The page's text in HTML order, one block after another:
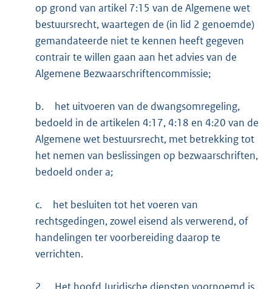
op grond van artikel 7:15 van de Algemene wet
bestuursrecht, waartegen de (in lid 2 genoemde)
gemandateerde niet te kennen heeft gegeven
contrair te willen gaan aan het advies van de
Algemene Bezwaarschriftencommissie;
b.
het uitvoeren van de dwangsomregeling,
bedoeld in de artikelen 4:17, 4:18 en 4:20 van de
Algemene wet bestuursrecht, met betrekking tot
het nemen van beslissingen op bezwaarschriften,
bedoeld onder a;
c.
het besluiten tot het voeren van
rechtsgedingen, zowel eisend als verwerend, of
handelingen ter voorbereiding daarop te
verrichten.